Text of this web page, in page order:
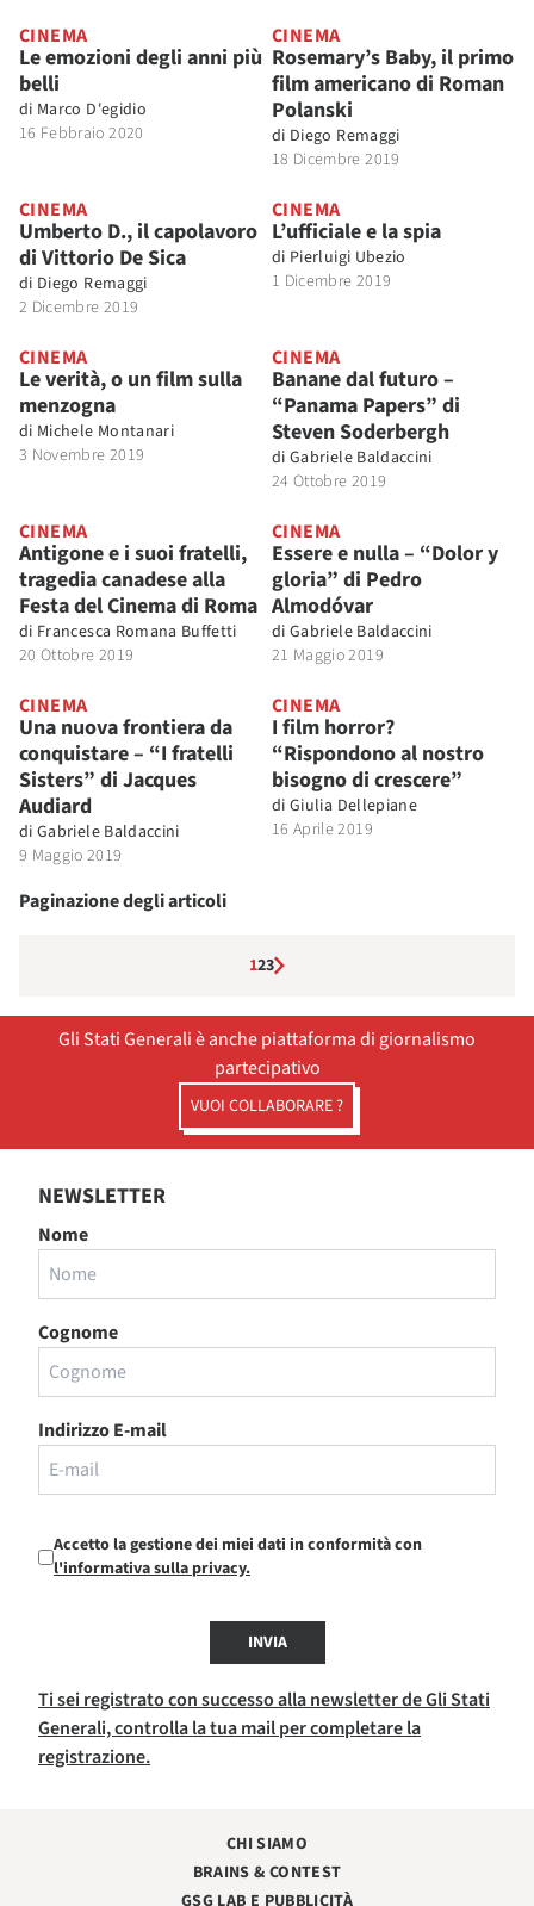
CINEMA
Le emozioni degli anni più
belli
di Marco D'egidio
16 Febbraio 2020
CINEMA
Rosemary’s Baby, il primo
film americano di Roman
Polanski
di Diego Remaggi
18 Dicembre 2019
CINEMA
Umberto D., il capolavoro
di Vittorio De Sica
di Diego Remaggi
2 Dicembre 2019
CINEMA
L’ufficiale e la spia
di Pierluigi Ubezio
1 Dicembre 2019
CINEMA
Le verità, o un film sulla
menzogna
di Michele Montanari
3 Novembre 2019
CINEMA
Banane dal futuro –
“Panama Papers” di
Steven Soderbergh
di Gabriele Baldaccini
24 Ottobre 2019
CINEMA
Antigone e i suoi fratelli,
tragedia canadese alla
Festa del Cinema di Roma
di Francesca Romana Buffetti
20 Ottobre 2019
CINEMA
Essere e nulla – “Dolor y
gloria” di Pedro
Almodóvar
di Gabriele Baldaccini
21 Maggio 2019
CINEMA
Una nuova frontiera da
conquistare – “I fratelli
Sisters” di Jacques
Audiard
di Gabriele Baldaccini
9 Maggio 2019
CINEMA
I film horror?
“Rispondono al nostro
bisogno di crescere”
di Giulia Dellepiane
16 Aprile 2019
Paginazione degli articoli
123
Gli Stati Generali è anche piattaforma di giornalismo
partecipativo
VUOI COLLABORARE ?
NEWSLETTER
Nome
Cognome
Indirizzo E-mail
Accetto la gestione dei miei dati in conformità con
l'informativa sulla privacy.
INVIA
Ti sei registrato con successo alla newsletter de Gli Stati
Generali, controlla la tua mail per completare la
registrazione.
CHI SIAMO
BRAINS & CONTEST